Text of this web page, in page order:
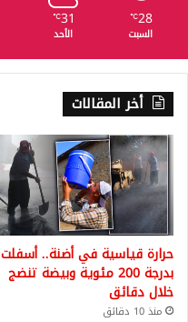
28
℃
السبت
31
℃
الأحد
أخر المقالات
حرارة قياسية في أضنة.. أسفلت
بدرجة 200 مئوية وبيضة تنضج
خلال دقائق
منذ 10 دقائق